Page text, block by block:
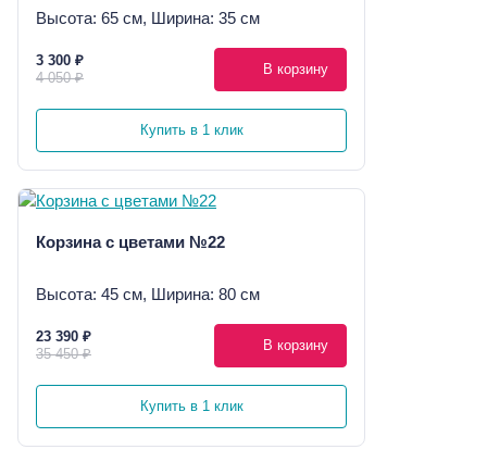
Высота: 65 см, Ширина: 35 см
3 300 ₽
4 050 ₽
В корзину
Купить в 1 клик
Корзина с цветами №22
Высота: 45 см, Ширина: 80 см
23 390 ₽
35 450 ₽
В корзину
Купить в 1 клик